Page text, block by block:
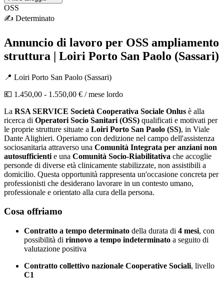
OSS
✍️ Determinato
Annuncio di lavoro per OSS ampliamento
struttura | Loiri Porto San Paolo (Sassari)
📍 Loiri Porto San Paolo (Sassari)
💶 1.450,00 - 1.550,00 € / mese lordo
La RSA SERVICE Società Cooperativa Sociale Onlus è alla
ricerca di Operatori Socio Sanitari (OSS) qualificati e motivati per
le proprie strutture situate a Loiri Porto San Paolo (SS), in Viale
Dante Alighieri. Operiamo con dedizione nel campo dell'assistenza
sociosanitaria attraverso una Comunità Integrata per anziani non
autosufficienti e una Comunità Socio-Riabilitativa che accoglie
personde di diverse età clinicamente stabilizzate, non assistibili a
domicilio. Questa opportunità rappresenta un'occasione concreta per
professionisti che desiderano lavorare in un contesto umano,
professionale e orientato alla cura della persona.
Cosa offriamo
Contratto a tempo determinato della durata di 4 mesi, con
possibilità di rinnovo a tempo indeterminato a seguito di
valutazione positiva
Contratto collettivo nazionale Cooperative Sociali, livello
C1